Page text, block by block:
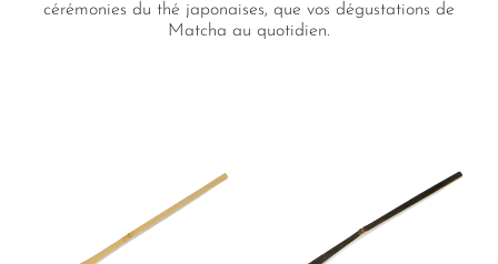
cérémonies du thé japonaises, que vos dégustations de
Matcha au quotidien.